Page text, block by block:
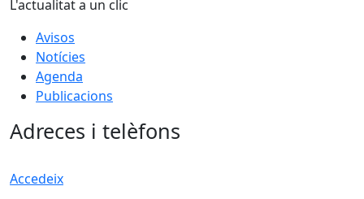
L'actualitat a un clic
Avisos
Notícies
Agenda
Publicacions
Adreces i telèfons
Accedeix